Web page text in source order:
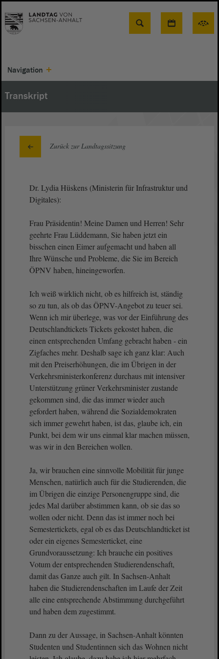
Suche
Navigation
Transkript
Zurück zur Landtagssitzung
Dr. Lydia Hüskens (Ministerin für Infrastruktur und
Digitales):
Frau Präsidentin! Meine Damen und Herren! Sehr
geehrte Frau Lüddemann, Sie haben jetzt ein
bisschen einen Eimer aufgemacht und haben all
Ihre Wünsche und Probleme, die Sie im Bereich
ÖPNV haben, hineingeworfen.
Ich weiß wirklich nicht, ob es hilfreich ist, ständig
so zu tun, als ob das ÖPNV-Angebot zu teuer sei.
Wenn ich mir überlege, was vor der Einführung des
Deutschlandtickets Tickets gekostet haben, die
einen entsprechenden Umfang gebracht haben - ein
Zigfaches mehr. Deshalb sage ich ganz klar: Auch
mit den Preiserhöhungen, die im Übrigen in der
Verkehrsministerkonferenz durchaus mit intensiver
Unterstützung grüner Verkehrsminister zustande
gekommen sind, die das immer wieder auch
gefordert haben, während die Sozialdemokraten
sich immer gewehrt haben, ist das, glaube ich, ein
Punkt, bei dem wir uns einmal klar machen müssen,
was wir in den Bereichen wollen.
Ja, wir brauchen eine sinnvolle Mobilität für junge
Menschen, natürlich auch für die Studierenden, die
im Übrigen die einzige Personengruppe sind, die
jedes Mal darüber abstimmen kann, ob sie das so
wollen oder nicht. Denn das ist immer noch bei
Semestertickets, egal ob es das Deutschlandticket ist
oder ein eigenes Semesterticket, eine
Grundvoraussetzung: Ich brauche ein positives
Votum der entsprechenden Studierendenschaft,
damit das Ganze auch gilt. In Sachsen-Anhalt
haben die Studierendenschaften im Laufe der Zeit
alle eine entsprechende Abstimmung durchgeführt
und haben dem zugestimmt.
Dann zu der Aussage, in Sachsen-Anhalt könnten
Studenten und Studentinnen sich das Wohnen nicht